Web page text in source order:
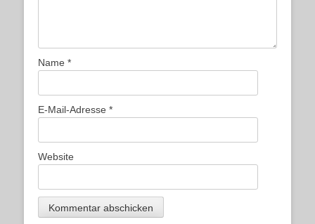
Name *
E-Mail-Adresse *
Website